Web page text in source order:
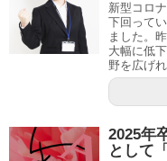
新型コロ
下回って
ました。
大幅に低
野を広げ
2025年
として